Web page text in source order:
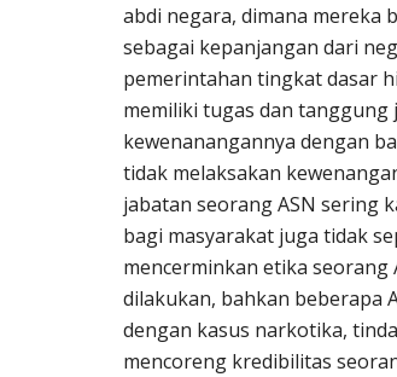
abdi negara, dimana mereka
sebagai kepanjangan dari
pemerintahan tingkat dasar
memiliki tugas dan tanggung
kewenanangannya dengan
tidak melaksakan
jabatan seorang ASN sering
bagi masyarakat juga tidak
mencerminkan etika
dilakukan, bahkan beberapa
dengan kasus narkotika,
mencoreng kredibilitas